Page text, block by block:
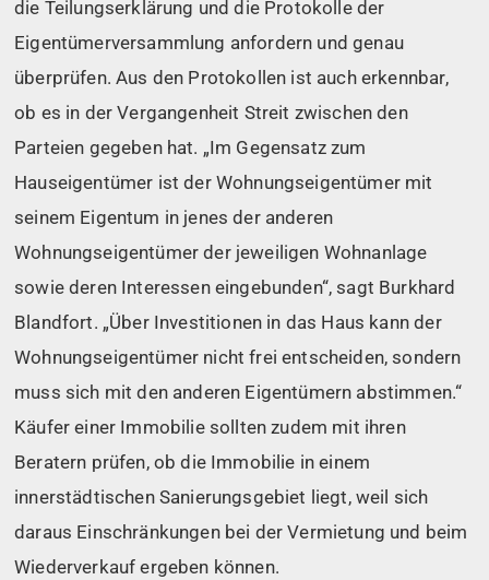
die Teilungserklärung und die Protokolle der
Eigentümerversammlung anfordern und genau
überprüfen. Aus den Protokollen ist auch erkennbar,
ob es in der Vergangenheit Streit zwischen den
Parteien gegeben hat. „Im Gegensatz zum
Hauseigentümer ist der Wohnungseigentümer mit
seinem Eigentum in jenes der anderen
Wohnungseigentümer der jeweiligen Wohnanlage
sowie deren Interessen eingebunden“, sagt Burkhard
Blandfort. „Über Investitionen in das Haus kann der
Wohnungseigentümer nicht frei entscheiden, sondern
muss sich mit den anderen Eigentümern abstimmen.“
Käufer einer Immobilie sollten zudem mit ihren
Beratern prüfen, ob die Immobilie in einem
innerstädtischen Sanierungsgebiet liegt, weil sich
daraus Einschränkungen bei der Vermietung und beim
Wiederverkauf ergeben können.